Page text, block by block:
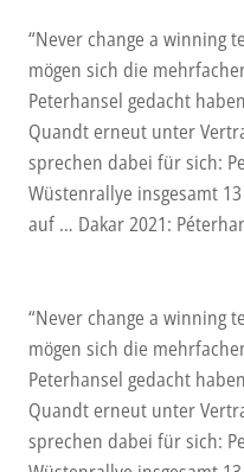
“Never change a winning
mögen sich die
Peterhansel gedacht
Quandt erneut unter
sprechen dabei für sich:
Wüstenrallye insgesamt
auf … Dakar 2021:
“Never change a winning
mögen sich die
Peterhansel gedacht
Quandt erneut unter
sprechen dabei für sich: